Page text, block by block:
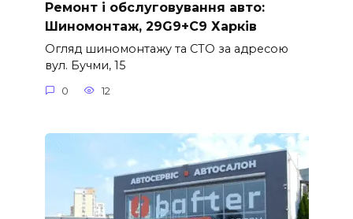
Ремонт і обслуговування авто:
Шиномонтаж, 29G9+C9 Харків
Огляд шиномонтажу та СТО за адресою
вул. Бучми, 15
0 12